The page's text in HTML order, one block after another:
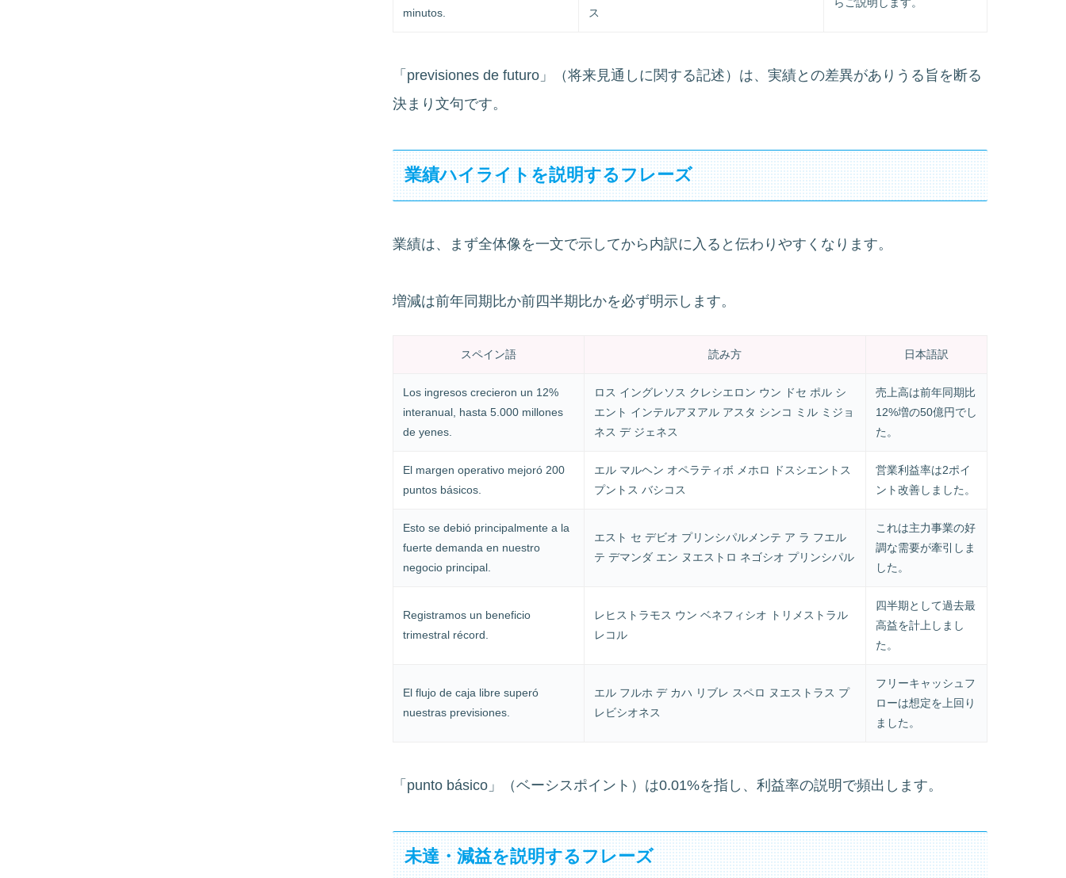
minutos.
ス
「previsiones de futuro」（将来見通しに関する記述）は、実績との差異がありうる旨を断る
決まり文句です。
業績ハイライトを説明するフレーズ
業績は、まず全体像を一文で示してから内訳に入ると伝わりやすくなります。
増減は前年同期比か前四半期比かを必ず明示します。
スペイン語 読み方 日本語訳
Los ingresos crecieron un 12%
interanual, hasta 5.000 millones
de yenes.
ロス イングレソス クレシエロン ウン ドセ ポル シ
エント インテルアヌアル アスタ シンコ ミル ミジョ
ネス デ ジェネス
売上高は前年同期比
12%増の50億円でし
た。
El margen operativo mejoró 200
puntos básicos.
エル マルヘン オペラティボ メホロ ドスシエントス
プントス バシコス
営業利益率は2ポイ
ント改善しました。
Esto se debió principalmente a la
fuerte demanda en nuestro
negocio principal.
エスト セ デビオ プリンシパルメンテ ア ラ フエル
テ デマンダ エン ヌエストロ ネゴシオ プリンシパル
これは主力事業の好
調な需要が牽引しま
した。
Registramos un beneficio
trimestral récord.
レヒストラモス ウン ベネフィシオ トリメストラル
レコル
四半期として過去最
高益を計上しまし
た。
El flujo de caja libre superó
nuestras previsiones.
エル フルホ デ カハ リブレ スペロ ヌエストラス プ
レビシオネス
フリーキャッシュフ
ローは想定を上回り
ました。
「punto básico」（ベーシスポイント）は0.01%を指し、利益率の説明で頻出します。
未達・減益を説明するフレーズ